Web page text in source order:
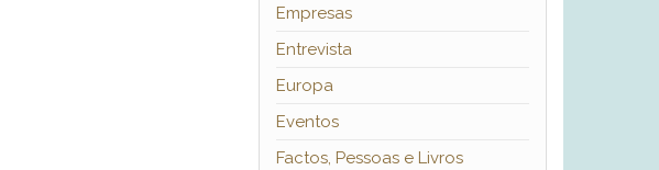
Empresas
Entrevista
Europa
Eventos
Factos, Pessoas e Livros